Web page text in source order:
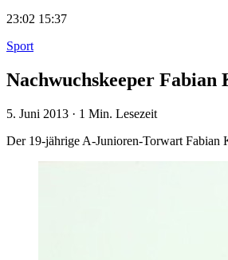
23:02 15:37
Sport
Nachwuchskeeper
5. Juni 2013 · 1 Min. Lesezeit
Der 19-jährige A-Junioren-Torwart Fabian